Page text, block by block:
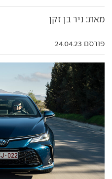
מאת: ניר בן זקן
פורסם 24.04.23